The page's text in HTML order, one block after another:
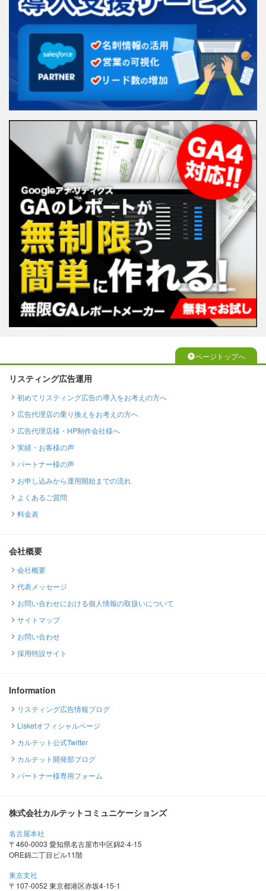
ページトップへ
リスティング広告運用
初めてリスティング広告の導入をお考えの方へ
広告代理店の乗り換えをお考えの方へ
広告代理店様・HP制作会社様へ
実績・お客様の声
パートナー様の声
お申し込みから運用開始までの流れ
よくあるご質問
料金表
会社概要
会社概要
代表メッセージ
お問い合わせにおける個人情報の取扱いについて
サイトマップ
お問い合わせ
採用特設サイト
Information
リスティング広告情報ブログ
Lisketオフィシャルページ
カルテット公式Twitter
カルテット開発部ブログ
パートナー様専用フォーム
株式会社カルテットコミュニケーションズ
名古屋本社
〒460-0003 愛知県名古屋市中区錦2-4-15
ORE錦二丁目ビル11階
東京支社
〒107-0052 東京都港区赤坂4-15-1